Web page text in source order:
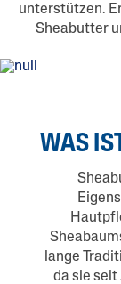
unterstützen.
Sheabutter
WAS
lange
da sie